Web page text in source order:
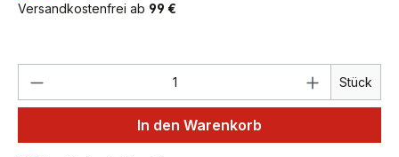
Versandkostenfrei ab 99 €
Produkt Anzahl: Gib den Stück
In den Warenkorb